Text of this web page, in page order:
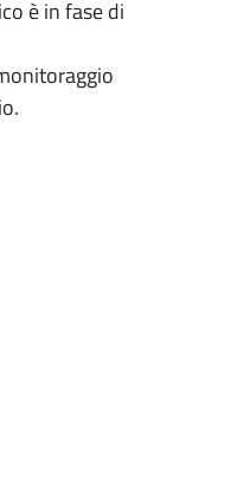
è in fase di